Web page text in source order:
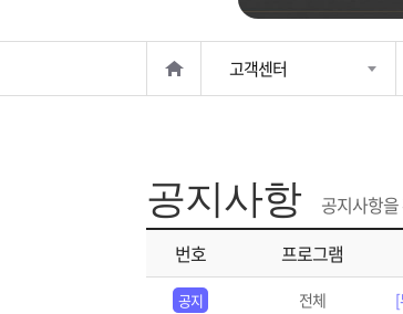
고객센터
공지사항
공지사항
번호
프로그램
공지 전체 [